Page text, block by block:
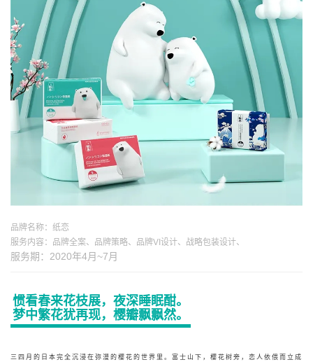
品牌名称：纸恋
服务内容：品牌全案、品牌策略、品牌VI设计、战略包装设计、
服务期：2020年4月~7月
惯看春来花枝展，夜深睡眠酣。
梦中繁花犹再现，樱瓣飘飘然。
三四月的日本完全沉浸在弥漫的樱花的世界里。富士山下，樱花树旁，恋人依偎而立成